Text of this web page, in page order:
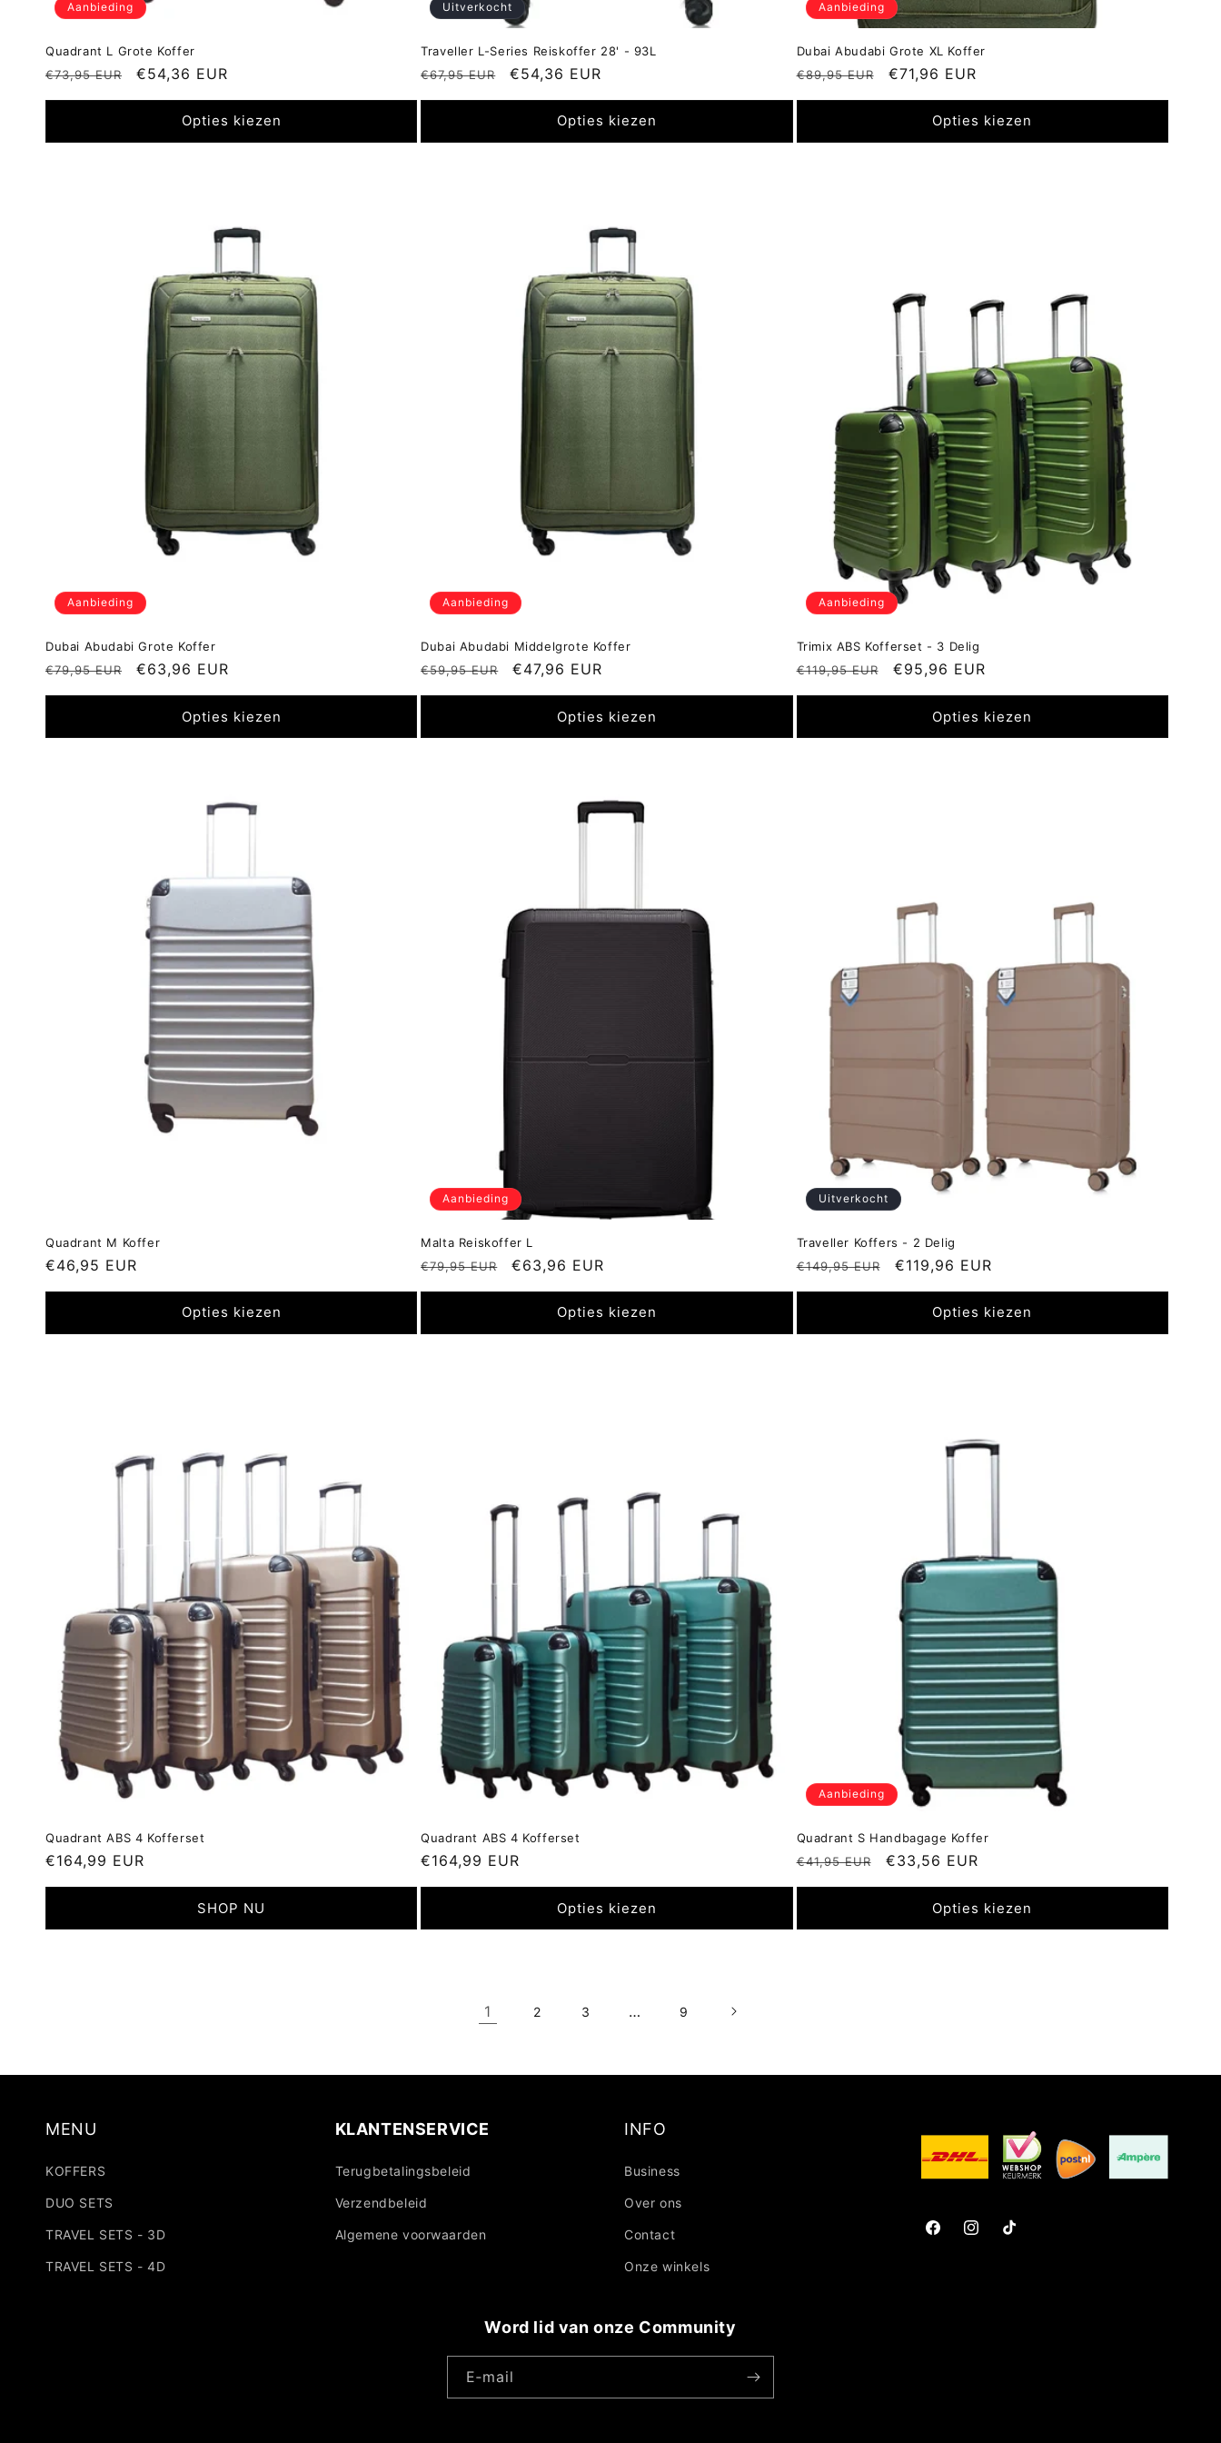
Aanbieding
Quadrant L Grote Koffer
Normale
€73,95 EUR Aanbiedingsprijs
€54,36 EUR
Opties kiezen
Uitverkocht
Traveller L-Series Reiskoffer 28' - 93L
Normale
€67,95 EUR Aanbiedingsprijs
€54,36 EUR
Opties kiezen
Aanbieding
Dubai Abudabi Grote XL Koffer
Normale
€89,95 EUR Aanbiedingsprijs
€71,96 EUR
Opties kiezen
Aanbieding
Dubai Abudabi Grote Koffer
Normale
prijs
€79,95 EUR Aanbiedingsprijs
€63,96 EUR
Opties kiezen
Aanbieding
Dubai Abudabi Middelgrote Koffer
Normale
prijs
€59,95 EUR Aanbiedingsprijs
€47,96 EUR
Opties kiezen
Aanbieding
Trimix ABS Kofferset - 3 Delig
Normale
prijs
€119,95 EUR Aanbiedingsprijs
€95,96 EUR
Opties kiezen
Quadrant M Koffer
Normale
€46,95 EUR
Opties kiezen
Aanbieding
Malta Reiskoffer L
Normale
€79,95 EUR Aanbiedingsprijs
€63,96 EUR
Opties kiezen
Uitverkocht
Traveller Koffers - 2 Delig
Normale
€149,95 EUR Aanbiedingsprijs
€119,96 EUR
Opties kiezen
Quadrant ABS 4 Kofferset
Normale
prijs
€164,99 EUR
SHOP NU
Quadrant ABS 4 Kofferset
Normale
prijs
€164,99 EUR
Opties kiezen
Aanbieding
Quadrant S Handbagage Koffer
Normale
prijs
€41,95 EUR Aanbiedingsprijs
€33,56 EUR
Opties kiezen
1 2 3 … 9
MENU
KOFFERS
DUO SETS
TRAVEL SETS - 3D
TRAVEL SETS - 4D
KLANTENSERVICE
Terugbetalingsbeleid
Verzendbeleid
Algemene voorwaarden
INFO
Business
Over ons
Contact
Onze winkels
FacebookInstagramTikTok
Word lid van onze Community
E‑mail